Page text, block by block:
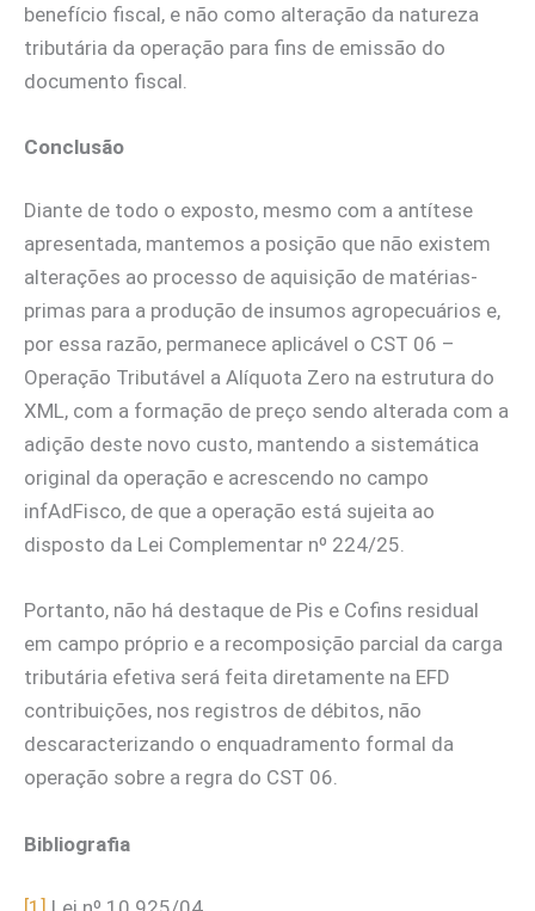
benefício fiscal, e não como alteração da natureza
tributária da operação para fins de emissão do
documento fiscal.
Conclusão
Diante de todo o exposto, mesmo com a antítese
apresentada, mantemos a posição que não existem
alterações ao processo de aquisição de matérias-
primas para a produção de insumos agropecuários e,
por essa razão, permanece aplicável o CST 06 –
Operação Tributável a Alíquota Zero na estrutura do
XML, com a formação de preço sendo alterada com a
adição deste novo custo, mantendo a sistemática
original da operação e acrescendo no campo
infAdFisco, de que a operação está sujeita ao
disposto da Lei Complementar nº 224/25.
Portanto, não há destaque de Pis e Cofins residual
em campo próprio e a recomposição parcial da carga
tributária efetiva será feita diretamente na EFD
contribuições, nos registros de débitos, não
descaracterizando o enquadramento formal da
operação sobre a regra do CST 06.
Bibliografia